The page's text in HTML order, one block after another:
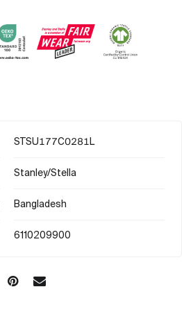
STSU177C0281L
Stanley/Stella
Bangladesh
6110209900